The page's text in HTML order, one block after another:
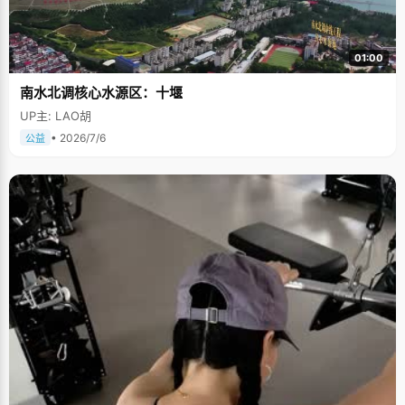
01:00
南水北调核心水源区：十堰
UP主: LAO胡
公益 • 2026/7/6